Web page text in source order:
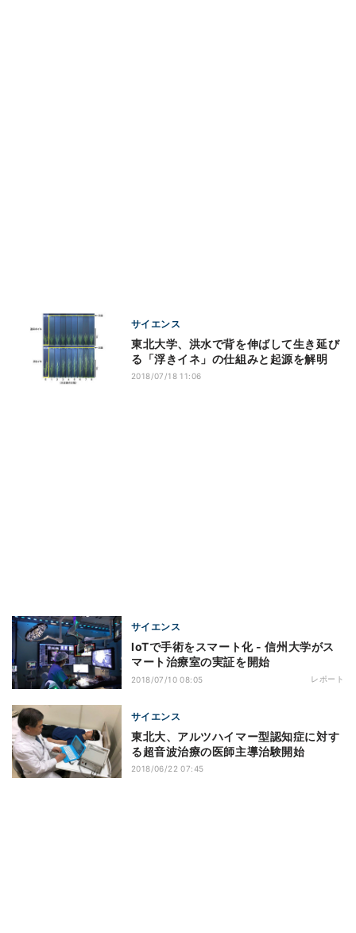
サイエンス
東北大学、洪水で背を伸ばして生き延び
る「浮きイネ」の仕組みと起源を解明
2018/07/18 11:06
サイエンス
IoTで手術をスマート化 - 信州大学がス
マート治療室の実証を開始
2018/07/10 08:05 レポート
サイエンス
東北大、アルツハイマー型認知症に対す
る超音波治療の医師主導治験開始
2018/06/22 07:45